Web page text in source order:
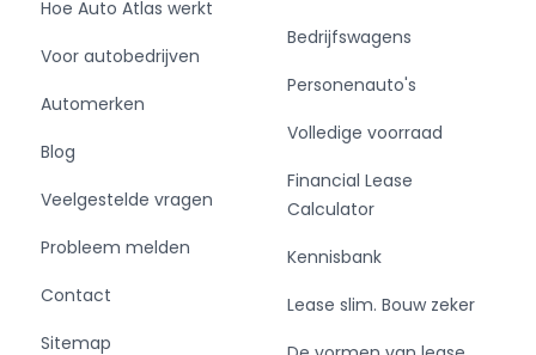
Hoe Auto Atlas werkt
Voor autobedrijven
Automerken
Blog
Veelgestelde vragen
Probleem melden
Contact
Sitemap
Bedrijfswagens
Personenauto's
Volledige voorraad
Financial Lease
Calculator
Kennisbank
Lease slim. Bouw zeker